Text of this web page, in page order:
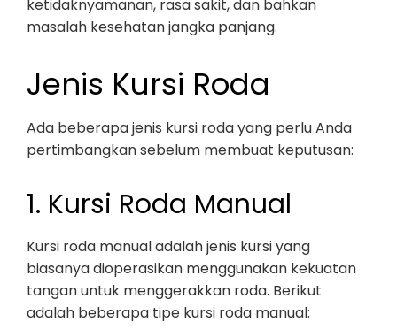
ketidaknyamanan, rasa sakit, dan bahkan
masalah kesehatan jangka panjang.
Jenis Kursi Roda
Ada beberapa jenis kursi roda yang perlu Anda
pertimbangkan sebelum membuat keputusan:
1. Kursi Roda Manual
Kursi roda manual adalah jenis kursi yang
biasanya dioperasikan menggunakan kekuatan
tangan untuk menggerakkan roda. Berikut
adalah beberapa tipe kursi roda manual: